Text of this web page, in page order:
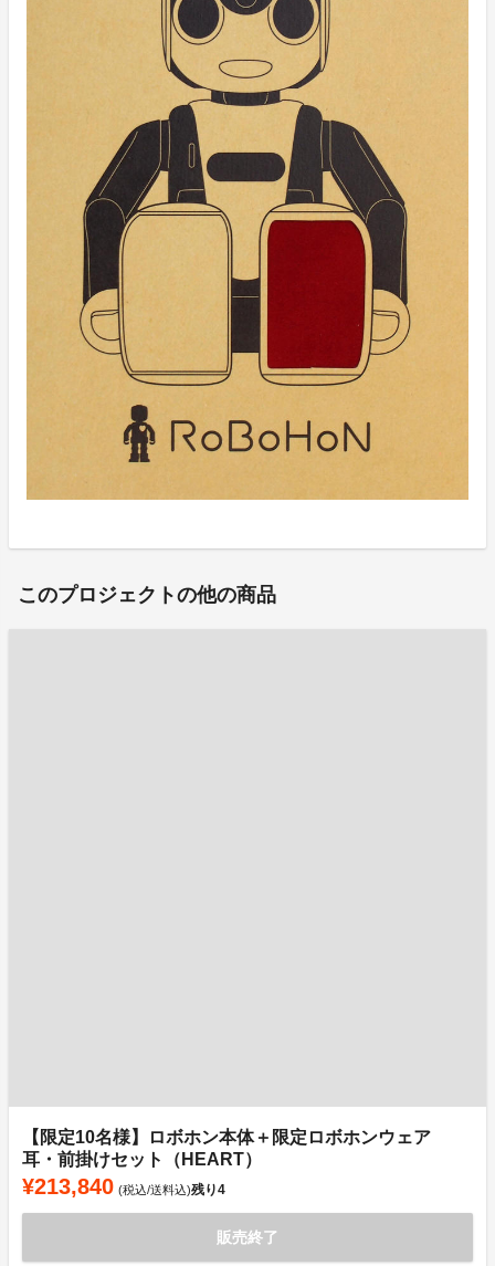
このプロジェクトの他の商品
【限定10名様】ロボホン本体＋限定ロボホンウェア
耳・前掛けセット（HEART）
¥213,840 (税込/送料込)残り4
販売終了